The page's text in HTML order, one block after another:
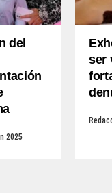
del
2025
ser